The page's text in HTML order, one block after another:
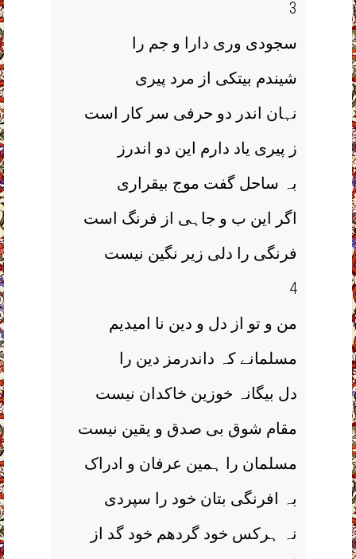
3
سجودی وری دارا و جم را
شیندم بیتکی از مرد پیری
نہان اندر دو حرفی سر کار است
ز پیری یاد دارم این دو اندرز
بہ ساحل گفت موج بیقراری
اگر این ب و جاہی از فرنگ است
فرنگی را دلی زیر نگین نیست
4
من و تو از دل و دین نا امیدیم
مسلمانے کہ داندرمز دین را
دل بیگانہ خوزین خاکدان نیست
مقام شوق بی صدق و یقین نیست
مسلمان را ہمین عرفان و ادراک
بہ افرنگی بتان خود را سپردی
نہ ہرکس خود گردھم خود گد از